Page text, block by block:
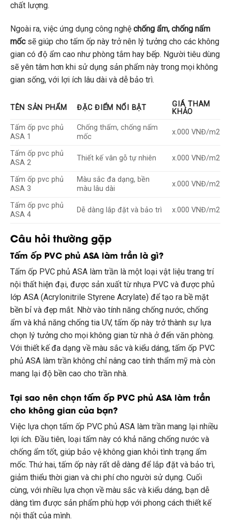
chất lượng.
Ngoài ra, việc ứng dụng công nghệ chống ẩm, chống nấm
mốcsẽ giúp cho tấm ốp này trở nên lý tưởng cho các không
gian có độ ẩm cao như phòng tắm hay bếp. Người tiêu dùng
sẽ yên tâm hơn khi sử dụng sản phẩm này trong mọi không
gian sống, với lợi ích lâu dài và dễ bảo trì.
TÊN SẢN PHẨM ĐẶC ĐIỂM NỔI BẬT
GIÁ THAM
KHẢO
Tấm ốp pvc phủ
ASA 1
Chống thấm, chống nấm
mốc
x.000 VNĐ/m2
Tấm ốp pvc phủ
ASA 2
Thiết kế vân gỗ tự nhiên x.000 VNĐ/m2
Tấm ốp pvc phủ
ASA 3
Màu sắc đa dạng, bền
màu lâu dài
x.000 VNĐ/m2
Tấm ốp pvc phủ
ASA 4
Dễ dàng lắp đặt và bảo trì x.000 VNĐ/m2
Câu hỏi thường gặp
Tấm ốp PVC phủ ASA làm trần là gì?
Tấm ốp PVC phủ ASA làm trần là một loại vật liệu trang trí
nội thất hiện đại, được sản xuất từ nhựa PVC và được phủ
lớp ASA (Acrylonitrile Styrene Acrylate) để tạo ra bề mặt
bền bỉ và đẹp mắt. Nhờ vào tính năng chống nước, chống
ẩm và khả năng chống tia UV, tấm ốp này trở thành sự lựa
chọn lý tưởng cho mọi không gian từ nhà ở đến văn phòng.
Với thiết kế đa dạng về màu sắc và kiểu dáng, tấm ốp PVC
phủ ASA làm trần không chỉ nâng cao tính thẩm mỹ mà còn
mang lại độ bền cao cho trần nhà.
Tại sao nên chọn tấm ốp PVC phủ ASA làm trần
cho không gian của bạn?
Việc lựa chọn tấm ốp PVC phủ ASA làm trần mang lại nhiều
lợi ích. Đầu tiên, loại tấm này có khả năng chống nước và
chống ẩm tốt, giúp bảo vệ không gian khỏi tình trạng ẩm
mốc. Thứ hai, tấm ốp này rất dễ dàng để lắp đặt và bảo trì,
giảm thiểu thời gian và chi phí cho người sử dụng. Cuối
cùng, với nhiều lựa chọn về màu sắc và kiểu dáng, bạn dễ
dàng tìm được sản phẩm phù hợp với phong cách thiết kế
nội thất của mình.